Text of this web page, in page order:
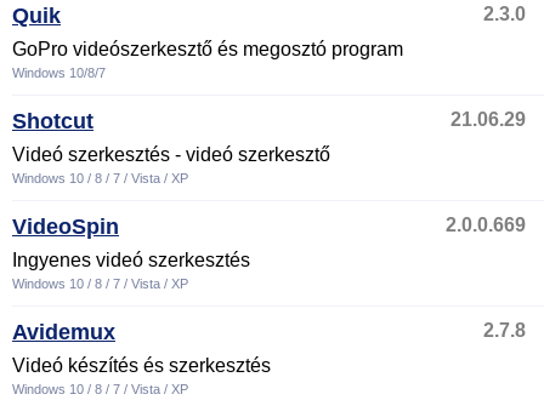
Quik
2.3.0
GoPro videószerkesztő és megosztó program
Windows 10/8/7
Shotcut
21.06.29
Videó szerkesztés - videó szerkesztő
Windows 10 / 8 / 7 / Vista / XP
VideoSpin
2.0.0.669
Ingyenes videó szerkesztés
Windows 10 / 8 / 7 / Vista / XP
Avidemux
2.7.8
Videó készítés és szerkesztés
Windows 10 / 8 / 7 / Vista / XP